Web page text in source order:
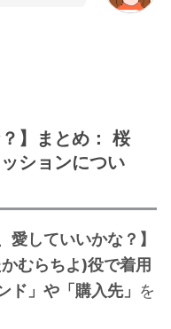
】まとめ： 桜
ションについ
愛していいかな？】
むらちよ)役で着用
ド」や「購入先」 を